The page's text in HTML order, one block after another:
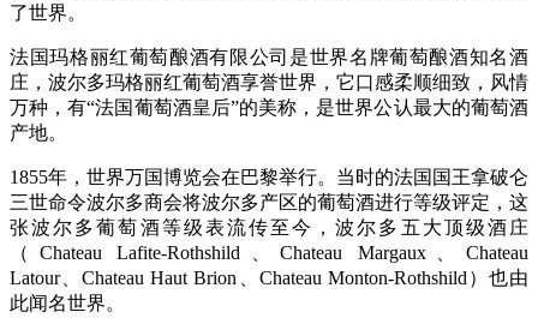
了世界。
法国玛格丽红葡萄酿酒有限公司是世界名牌葡萄酿酒知名酒
庄，波尔多玛格丽红葡萄酒享誉世界，它口感柔顺细致，风情
万种，有“法国葡萄酒皇后”的美称，是世界公认最大的葡萄酒
产地。
1855年，世界万国博览会在巴黎举行。当时的法国国王拿破仑
三世命令波尔多商会将波尔多产区的葡萄酒进行等级评定，这
张波尔多葡萄酒等级表流传至今，波尔多五大顶级酒庄
（Chateau Lafite-Rothshild、Chateau Margaux、Chateau
Latour、Chateau Haut Brion、Chateau Monton-Rothshild）也由
此闻名世界。